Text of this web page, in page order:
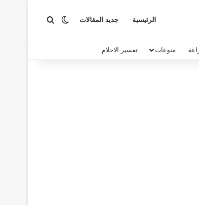
الرئيسية جديد المقالات الوضع المظلم
بحث عن
منوعات تفسير الاحلام